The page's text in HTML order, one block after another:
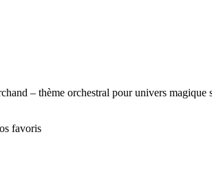
– thème orchestral pour univers